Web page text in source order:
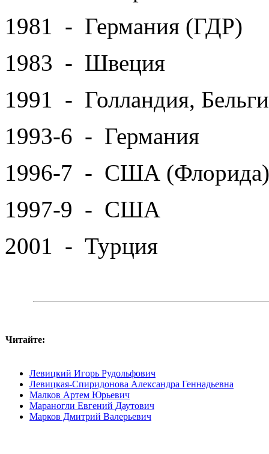
1981 - Германия (ГДР)
1983 - Швеция
1991 - Голландия,
1993-6 - Германия
1996-7 - США (Флорида)
1997-9 - США
2001 - Турция
Читайте:
Левицкий Игорь Рудольфович
Левицкая-Спиридонова Александра Геннадьевна
Малков Артем Юрьевич
Мараногли Евгений Даутович
Марков Дмитрий Валерьевич